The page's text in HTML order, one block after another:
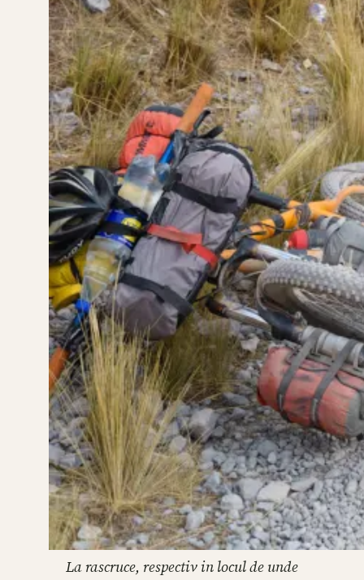
La rascruce, respectiv in locul de unde